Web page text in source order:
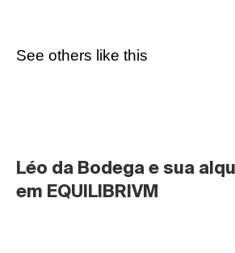
See others like this
Léo da Bodega e sua
em EQUILIBRIVM